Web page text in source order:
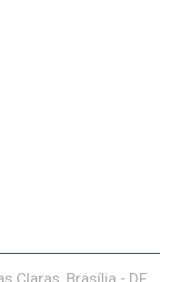
Claras, Brasília - DF,